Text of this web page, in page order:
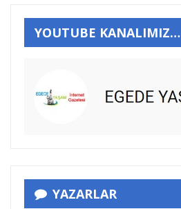
YOUTUBE KANALIMIZ…
YAZARLAR